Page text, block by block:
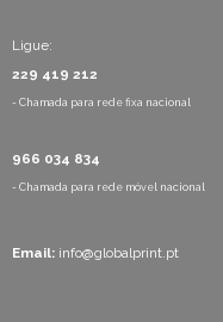
Ligue:
229 419 212
- Chamada para rede fixa nacional
966 034 834
- Chamada para rede móvel nacional
Email: info@globalprint.pt